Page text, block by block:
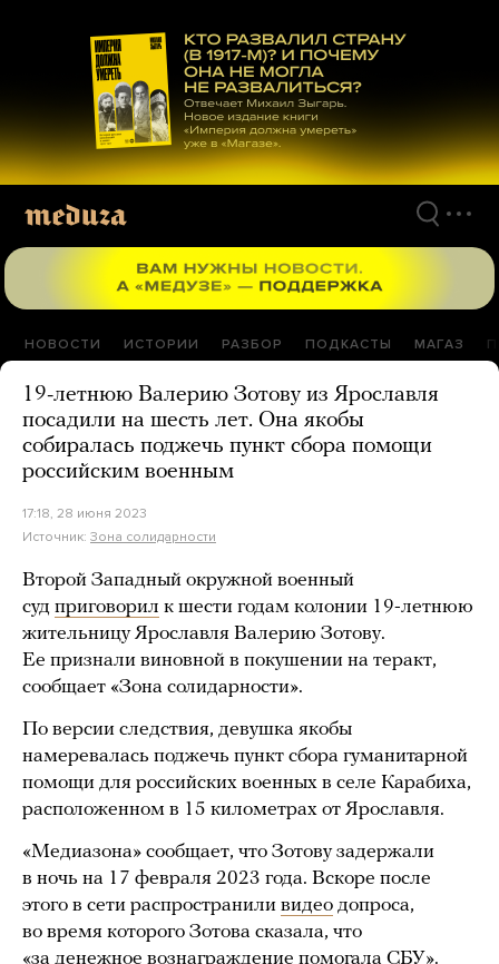
материалам
НОВОСТИ ИСТОРИИ РАЗБОР ПОДКАСТЫ МАГАЗ
19-летнюю Валерию Зотову из Ярославля
посадили на шесть лет. Она якобы
собиралась поджечь пункт сбора помощи
российским военным
17:18, 28 июня 2023
Источник: Зона солидарности
Второй Западный окружной военный
суд приговорил к шести годам колонии 19-летнюю
жительницу Ярославля Валерию Зотову.
Ее признали виновной в покушении на теракт,
сообщает «Зона солидарности».
По версии следствия, девушка якобы
намеревалась поджечь пункт сбора гуманитарной
помощи для российских военных в селе Карабиха,
расположенном в 15 километрах от Ярославля.
«Медиазона» сообщает, что Зотову задержали
в ночь на 17 февраля 2023 года. Вскоре после
этого в сети распространили видео допроса,
во время которого Зотова сказала, что
«за денежное вознаграждение помогала СБУ».